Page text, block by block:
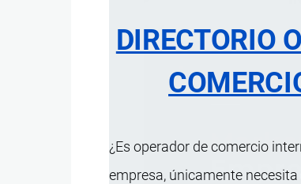
DIRECTORIO
¿Es operador de comercio
empresa, únicamente